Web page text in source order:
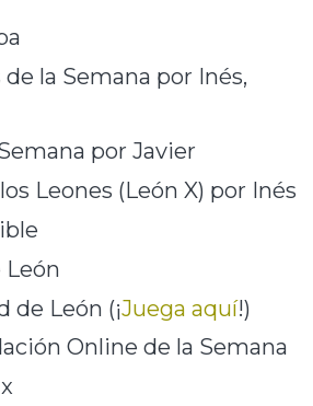
la Semana por Inés,
por Javier
Leones (León X) por Inés
León
de León (¡Juega aquí!)
Online de la Semana